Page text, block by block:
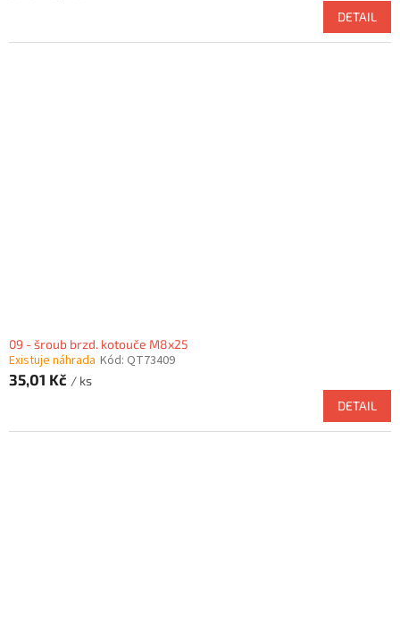
DETAIL
09 - šroub brzd. kotouče M8x25
Existuje náhrada Kód: QT73409
35,01 Kč / ks
DETAIL